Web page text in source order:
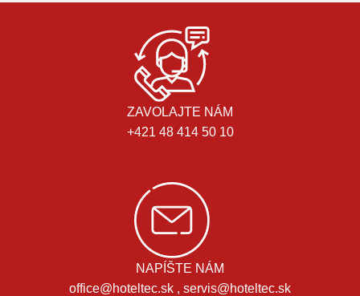
ZAVOLAJTE NÁM
+421 48 414 50 10
NAPÍŠTE NÁM
office@hoteltec.sk , servis@hoteltec.sk